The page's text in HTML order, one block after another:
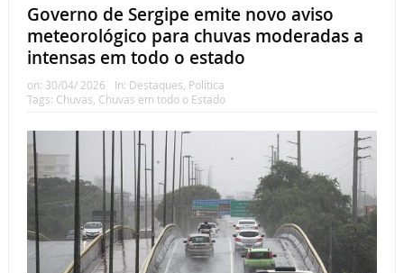
Governo de Sergipe emite novo aviso
meteorológico para chuvas moderadas a
intensas em todo o estado
on: 30/04/ 2026 In: Destaques Política
Tags: Chuvas Chuvas em todo o Estado